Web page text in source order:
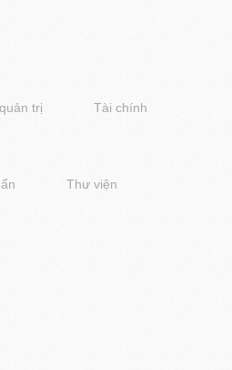
trị Tài chính
Thư viện